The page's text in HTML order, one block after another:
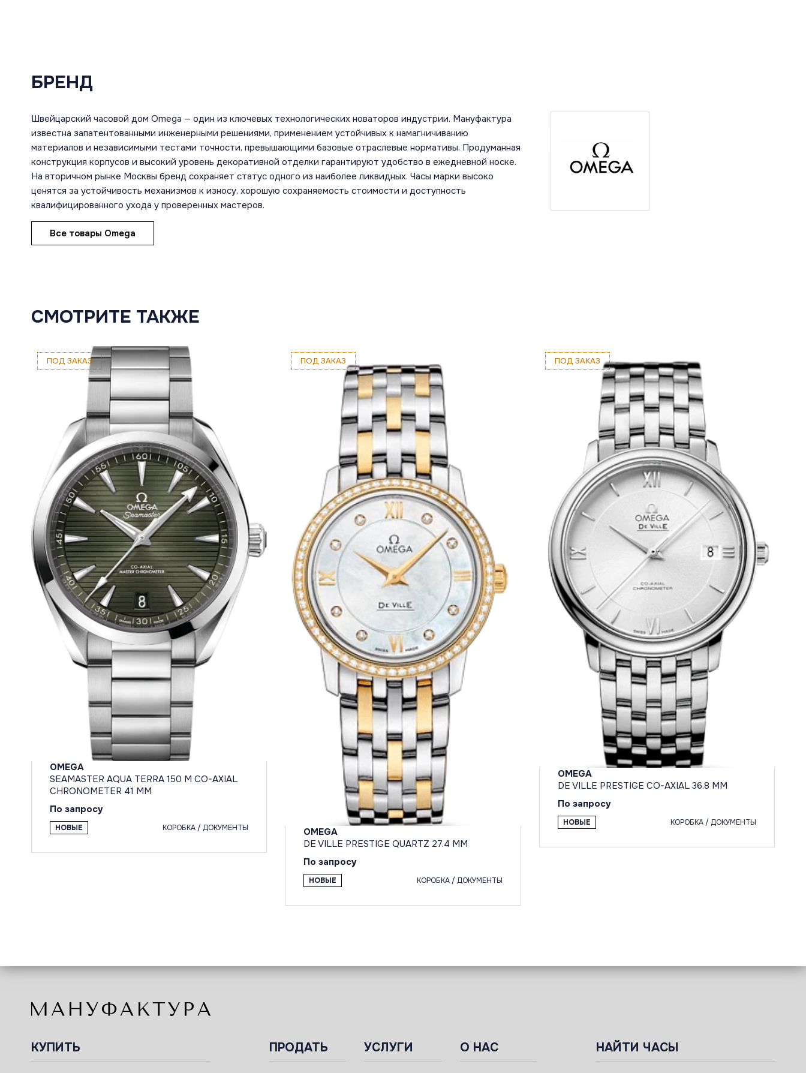
БРЕНД
Швейцарский часовой дом Omega — один из ключевых технологических новаторов индустрии. Мануфактура
известна запатентованными инженерными решениями, применением устойчивых к намагничиванию
материалов и независимыми тестами точности, превышающими базовые отраслевые нормативы. Продуманная
конструкция корпусов и высокий уровень декоративной отделки гарантируют удобство в ежедневной носке.
На вторичном рынке Москвы бренд сохраняет статус одного из наиболее ликвидных. Часы марки высоко
ценятся за устойчивость механизмов к износу, хорошую сохраняемость стоимости и доступность
квалифицированного ухода у проверенных мастеров.
Все товары Omega
СМОТРИТЕ ТАКЖЕ
ПОД ЗАКАЗ
OMEGA
SEAMASTER AQUA TERRA 150 M CO-AXIAL
CHRONOMETER 41 MM
По запросу
НОВЫЕ КОРОБКА / ДОКУМЕНТЫ
ПОД ЗАКАЗ
OMEGA
DE VILLE PRESTIGE QUARTZ 27.4 MM
По запросу
НОВЫЕ КОРОБКА / ДОКУМЕНТЫ
ПОД ЗАКАЗ
OMEGA
DE VILLE PRESTIGE CO-AXIAL 36.8 MM
По запросу
НОВЫЕ КОРОБКА / ДОКУМЕНТЫ
КУПИТЬ ПРОДАТЬ УСЛУГИ О НАС НАЙТИ ЧАСЫ